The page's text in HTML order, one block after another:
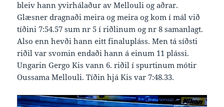
bleiv hann yvirhálaður av Mellouli og aðrar.
Glæsner dragnaði meira og meira og kom í mál við
tíðini 7:54.57 sum nr 5 í riðlinum og nr 8 samanlagt.
Also enn hevði hann eitt finalupláss. Men tá síðsti
riðil var svomin endaði hann á einum 11 plássi.
Ungarin Gergo Kis vann 6. riðil í spurtinum mótir
Oussama Mellouli. Tíðin hjá Kis var 7:48.33.